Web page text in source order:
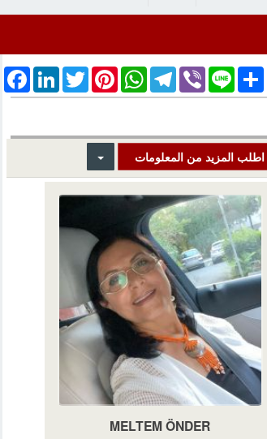
LinkedInTwitterPinterestWhatsAppTelegram Viber Line Share
اطلب المزيد من المعلومات
MELTEM ÖNDER